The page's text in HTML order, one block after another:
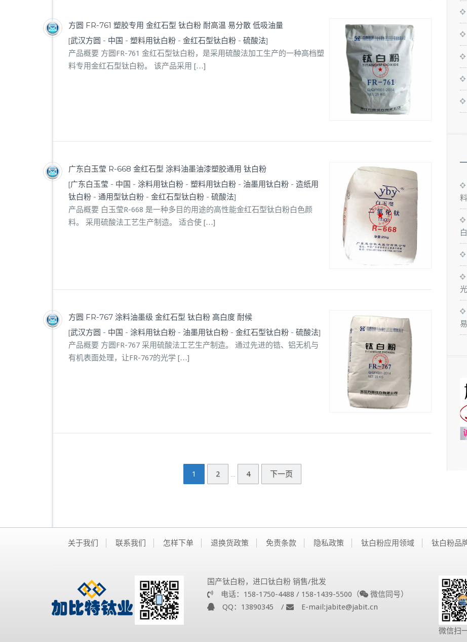
方圆 FR-761 塑胶专用 金红石型 钛白粉 耐高温 易分散 低吸油量
[武汉方圆 - 中国 - 塑料用钛白粉 - 金红石型钛白粉 - 硫酸法]
产品概要 方圆FR-761 金红石型钛白粉，是采用硫酸法加工生产的一种高档塑
料专用金红石型钛白粉。 该产品采用 […]
广东白玉莹 R-668 金红石型 涂料油墨油漆塑胶通用 钛白粉
[广东白玉莹 - 中国 - 涂料用钛白粉 - 塑料用钛白粉 - 油墨用钛白粉 - 造纸用
钛白粉 - 通用型钛白粉 - 金红石型钛白粉 - 硫酸法]
产品概要 白玉莹R-668 是一种多目的用途的高性能金红石型钛白粉白色颜
料。 采用硫酸法工艺生产制造。 适合使 […]
方圆 FR-767 涂料油墨级 金红石型 钛白粉 高白度 耐候
[武汉方圆 - 中国 - 涂料用钛白粉 - 油墨用钛白粉 - 金红石型钛白粉 - 硫酸法]
产品概要 方圆FR-767 采用硫酸法工艺生产制造。 通过先进的锆、铝无机与
有机表面处理，让FR-767的光学 […]
1 2 4 下一页
料
关于我们 联系我们 怎样下单 退换货政策 免责条款 隐私政策 钛白粉应用领域 钛白粉品
国产钛白粉，进口钛白粉 销售/批发
电话：158-1750-4488 / 158-1439-5500（
微信同号）
QQ：13890345 /
E-mail:jabite@jabit.cn
微信扫